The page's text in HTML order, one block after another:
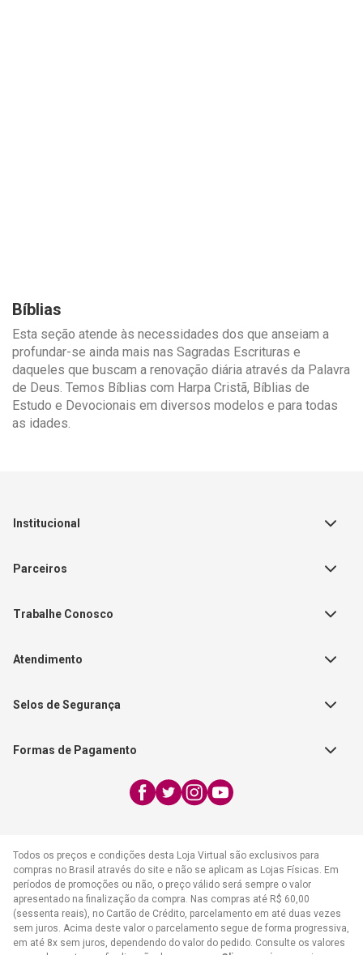
Bíblias
Esta seção atende às necessidades dos que anseiam a
profundar-se ainda mais nas Sagradas Escrituras e
daqueles que buscam a renovação diária através da Palavra
de Deus. Temos Bíblias com Harpa Cristã, Bíblias de
Estudo e Devocionais em diversos modelos e para todas
as idades.
Institucional
Sobre a Empresa
Política de Vendas
Catálogos de Produtos
Parceiros
Teste Maeztra
Editorial Patmos
FAECAD
Trabalhe Conosco
Fale Conosco
Nossas Lojas
Atendimento
17:30h
WhatsApp:
atendimento@cpad.com.br
Selos de Segurança
Formas de Pagamento
Todos os preços e condições desta Loja Virtual são exclusivos para
compras no Brasil através do site e não se aplicam as Lojas Físicas. Em
períodos de promoções ou não, o preço válido será sempre o valor
apresentado na finalização da compra. Nas compras até R$ 60,00
(sessenta reais), no Cartão de Crédito, parcelamento em até duas vezes
sem juros. Acima deste valor o parcelamento segue de forma progressiva,
em até 8x sem juros, dependendo do valor do pedido. Consulte os valores